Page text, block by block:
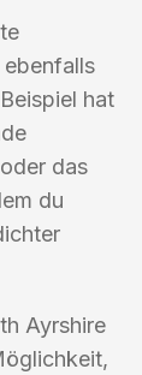
ebenfalls
hat
das
du
Ayrshire